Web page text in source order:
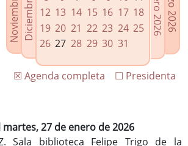
y Juntas de gobierno
Europeos
12 13 14 15 16 17 18
19 20 21 22 23 24 25
26 27 28 29 30 31
☐ Presidenta
☒ Agenda completa
27 de enero de 2026
Sala biblioteca Felipe Trigo de la